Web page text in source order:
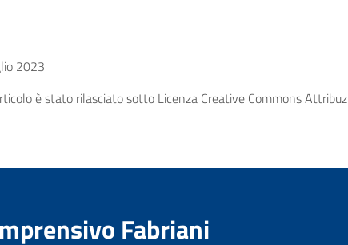
2023
è stato rilasciato sotto Licenza Creative Commons
Fabriani